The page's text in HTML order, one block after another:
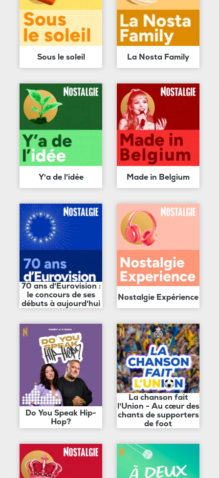
Sous le soleil La Nosta Family
Y'a de l'idée Made in Belgium
70 ans d'Eurovision :
le concours de ses
débuts à aujourd'hui
Nostalgie Expérience
Do You Speak Hip-
Hop?
La chanson fait
l'Union - Au cœur des
chants de supporters
de foot